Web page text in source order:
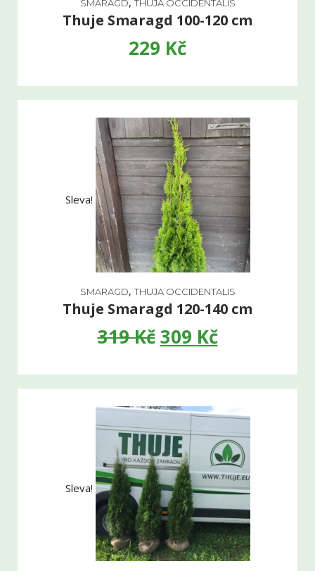
SMARAGD THUJA OCCIDENTALIS
Thuje Smaragd 100-120 cm
229 Kč
Sleva!
SMARAGD, THUJA OCCIDENTALIS
Thuje Smaragd 120-140 cm
319Kč 309 Kč
Sleva!